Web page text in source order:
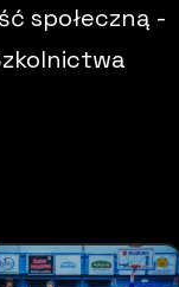
społeczną -